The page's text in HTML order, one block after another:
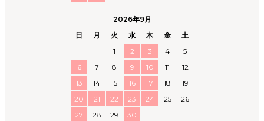
2026年9月
日
月 火 水 木 金
土
1
2 3 4
5
6
7 8 9 10 11
12
13
14 15 16 17 18
19
20
21 22 23 24 25
26
27
28 29 30